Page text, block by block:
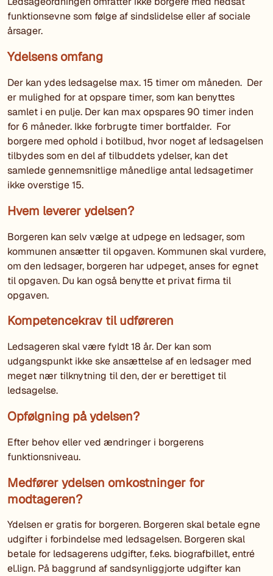
funktionsevne som følge af sindslidelse eller af sociale
årsager.
Ydelsens omfang
Der kan ydes ledsagelse max. 15 timer om måneden. Der
er mulighed for at opspare timer, som kan benyttes
samlet i en pulje. Der kan max opspares 90 timer inden
for 6 måneder. Ikke forbrugte timer bortfalder. For
borgere med ophold i botilbud, hvor noget af ledsagelsen
tilbydes som en del af tilbuddets ydelser, kan det
samlede gennemsnitlige månedlige antal ledsagetimer
ikke overstige 15.
Hvem leverer ydelsen?
Borgeren kan selv vælge at udpege en ledsager, som
kommunen ansætter til opgaven. Kommunen skal vurdere,
om den ledsager, borgeren har udpeget, anses for egnet
til opgaven. Du kan også benytte et privat firma til
opgaven.
Kompetencekrav til udføreren
Ledsageren skal være fyldt 18 år. Der kan som
udgangspunkt ikke ske ansættelse af en ledsager med
meget nær tilknytning til den, der er berettiget til
ledsagelse.
Opfølgning på ydelsen?
Efter behov eller ved ændringer i borgerens
funktionsniveau.
Medfører ydelsen omkostninger for
modtageren?
Ydelsen er gratis for borgeren. Borgeren skal betale egne
udgifter i forbindelse med ledsagelsen. Borgeren skal
betale for ledsagerens udgifter, f.eks. biografbillet, entré
el.lign. På baggrund af sandsynliggjorte udgifter kan